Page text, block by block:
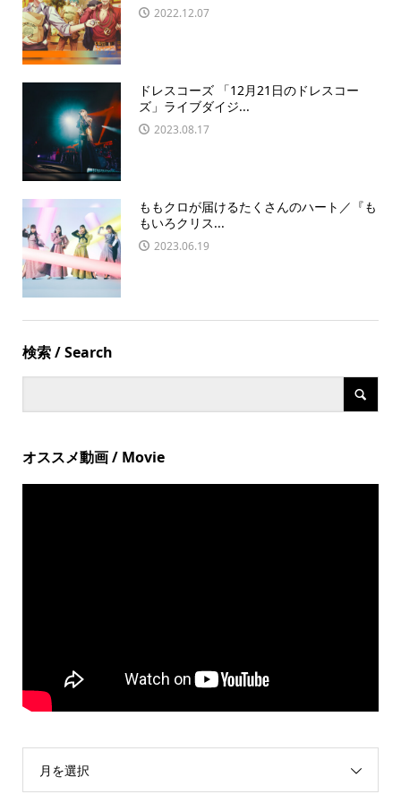
2022.12.07
ドレスコーズ 「12月21日のドレスコー
ズ」ライブダイジ...
2023.08.17
ももクロが届けるたくさんのハート／『も
もいろクリス...
2023.06.19
検索 / Search
オススメ動画 / Movie
月を選択